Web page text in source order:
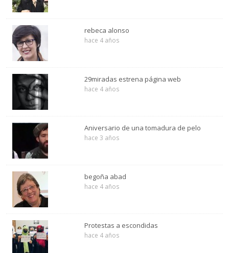
rebeca alonso
hace 4 años
29miradas estrena página web
hace 4 años
Aniversario de una tomadura de pelo
hace 3 años
begoña abad
hace 4 años
Protestas a escondidas
hace 4 años